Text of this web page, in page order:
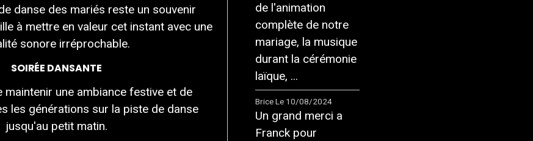
danse des mariés reste un souvenir
à mettre en valeur cet instant avec une
sonore irréprochable.
SOIRÉE DANSANTE
maintenir une ambiance festive et de
les générations sur la piste de danse
jusqu'au petit matin.
de l'animation
complète de notre
mariage, la musique
durant la cérémonie
laïque, ...
Brice Le 10/08/2024
Un grand merci a
Franck pour